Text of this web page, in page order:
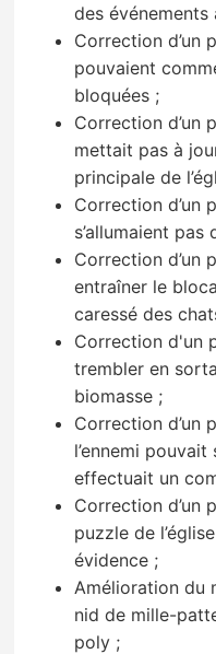
des
Correction d’un
pouvaient
bloquées ;
Correction d’un
mettait pas à
principale de
Correction d’un
s’allumaient pas
Correction d’un
entraîner le
caressé des
Correction d'un
trembler en
biomasse ;
Correction d’un
l’ennemi pouvait
effectuait un
Correction d’un
puzzle de
évidence ;
Amélioration du
nid de mille-
poly ;